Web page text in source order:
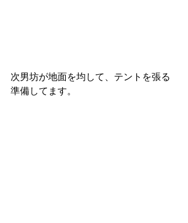
次男坊が地面を均して、テントを張る
準備してます。